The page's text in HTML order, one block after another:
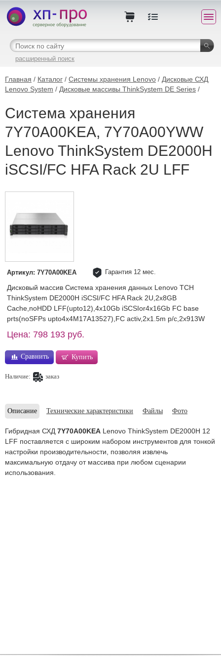
расширенный поиск
Главная / Каталог / Системы хранения Lenovo / Дисковые СХД
Lenovo System / Дисковые массивы ThinkSystem DE Series /
Система хранения
7Y70A00KEA, 7Y70A00YWW
Lenovo ThinkSystem DE2000H
iSCSI/FC HFA Rack 2U LFF
Артикул: 7Y70A00KEA Гарантия 12 мес.
Дисковый массив Система хранения данных Lenovo TCH
ThinkSystem DE2000H iSCSI/FC HFA Rack 2U,2x8GB
Cache,noHDD LFF(upto12),4x10Gb iSCSIor4x16Gb FC base
prts(noSFPs upto4x4M17A13527),FC activ,2x1.5m p/c,2x913W
Цена: 798 193 руб.
Сравнить Купить
Наличие: заказ
Описание Технические характеристики Файлы Фото
Гибридная СХД 7Y70A00KEA Lenovo ThinkSystem DE2000H 12
LFF поставляется с широким набором инструментов для тонкой
настройки производительности, позволяя извлечь
максимальную отдачу от массива при любом сценарии
использования.